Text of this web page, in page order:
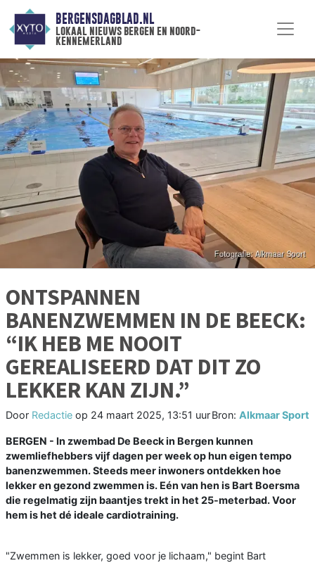
BERGENSDAGBLAD.NL
lokaal nieuws bergen en noord-
kennemerland
ONTSPANNEN
BANENZWEMMEN IN DE BEECK:
“IK HEB ME NOOIT
GEREALISEERD DAT DIT ZO
LEKKER KAN ZIJN.”
Door Redactie op 24 maart 2025, 13:51 uurBron: Alkmaar Sport
BERGEN - In zwembad De Beeck in Bergen kunnen
zwemliefhebbers vijf dagen per week op hun eigen tempo
banenzwemmen. Steeds meer inwoners ontdekken hoe
lekker en gezond zwemmen is. Eén van hen is Bart Boersma
die regelmatig zijn baantjes trekt in het 25-meterbad. Voor
hem is het dé ideale cardiotraining.
"Zwemmen is lekker, goed voor je lichaam," begint Bart